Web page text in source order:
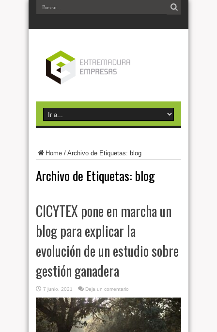
Home / Archivo de Etiquetas: blog
Archivo de Etiquetas: blog
CICYTEX pone en marcha un
blog para explicar la
evolución de un estudio sobre
gestión ganadera
7 junio, 2021 Deja un comentario